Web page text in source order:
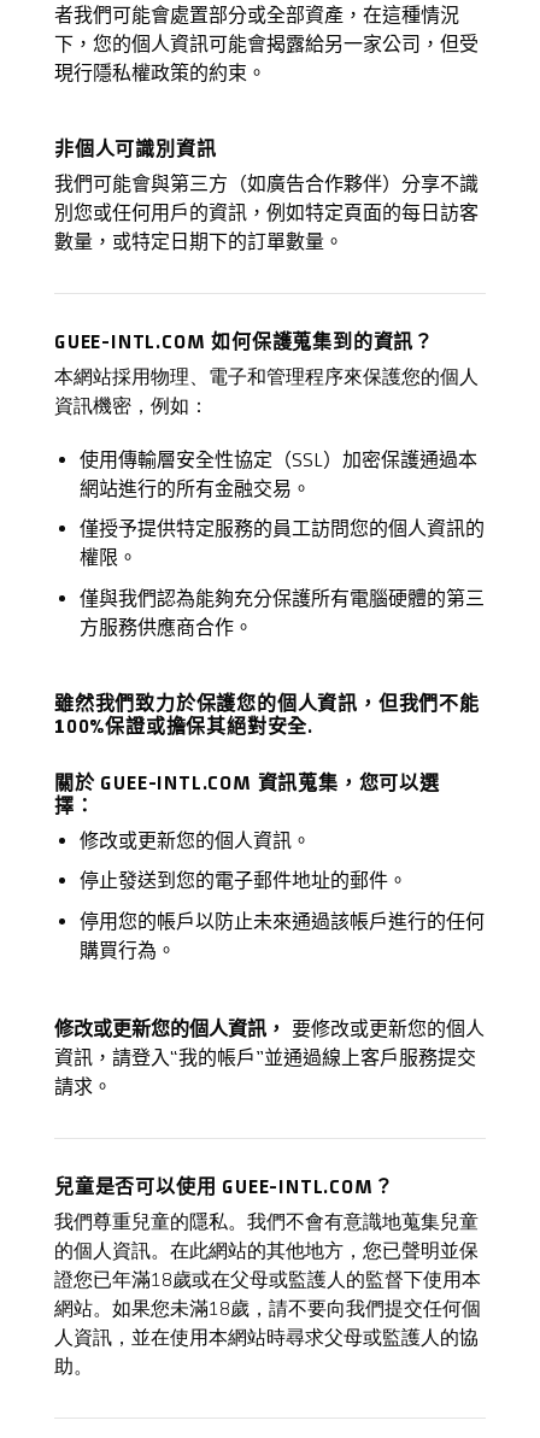
者我們可能會處置部分或全部資產，在這種情況
下，您的個人資訊可能會揭露給另一家公司，但受
現行隱私權政策的約束。
非個人可識別資訊
我們可能會與第三方（如廣告合作夥伴）分享不識
別您或任何用戶的資訊，例如特定頁面的每日訪客
數量，或特定日期下的訂單數量。
GUEE-INTL.COM 如何保護蒐集到的資訊？
本網站採用物理、電子和管理程序來保護您的個人
資訊機密，例如：
使用傳輸層安全性協定（SSL）加密保護通過本
網站進行的所有金融交易。
僅授予提供特定服務的員工訪問您的個人資訊的
權限。
僅與我們認為能夠充分保護所有電腦硬體的第三
方服務供應商合作。
雖然我們致力於保護您的個人資訊，但我們不能
100%保證或擔保其絕對安全.
關於 GUEE-INTL.COM 資訊蒐集，您可以選
擇：
修改或更新您的個人資訊。
停止發送到您的電子郵件地址的郵件。
停用您的帳戶以防止未來通過該帳戶進行的任何
購買行為。
修改或更新您的個人資訊， 要修改或更新您的個人
資訊，請登入“我的帳戶”並通過線上客戶服務提交
請求。
兒童是否可以使用 GUEE-INTL.COM？
我們尊重兒童的隱私。我們不會有意識地蒐集兒童
的個人資訊。在此網站的其他地方，您已聲明並保
證您已年滿18歲或在父母或監護人的監督下使用本
網站。如果您未滿18歲，請不要向我們提交任何個
人資訊，並在使用本網站時尋求父母或監護人的協
助。